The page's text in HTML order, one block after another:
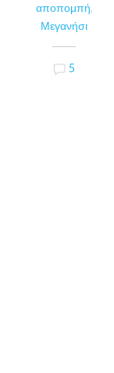
αποπομπή,
Μεγανήσι
5